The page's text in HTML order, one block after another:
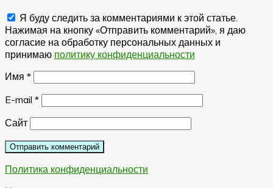
Я буду следить за комментариями к этой статье.
Нажимая на кнопку «Отправить комментарий», я даю
согласие на обработку персональных данных и
принимаю политику конфиденциальности
Имя *
E-mail *
Сайт
Политика конфиденциальности